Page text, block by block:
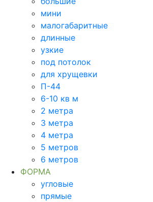
мини
малогабаритные
длинные
узкие
под потолок
для хрущевки
П-44
6-10 кв м
2 метра
3 метра
4 метра
5 метров
6 метров
ФОРМА
угловые
прямые